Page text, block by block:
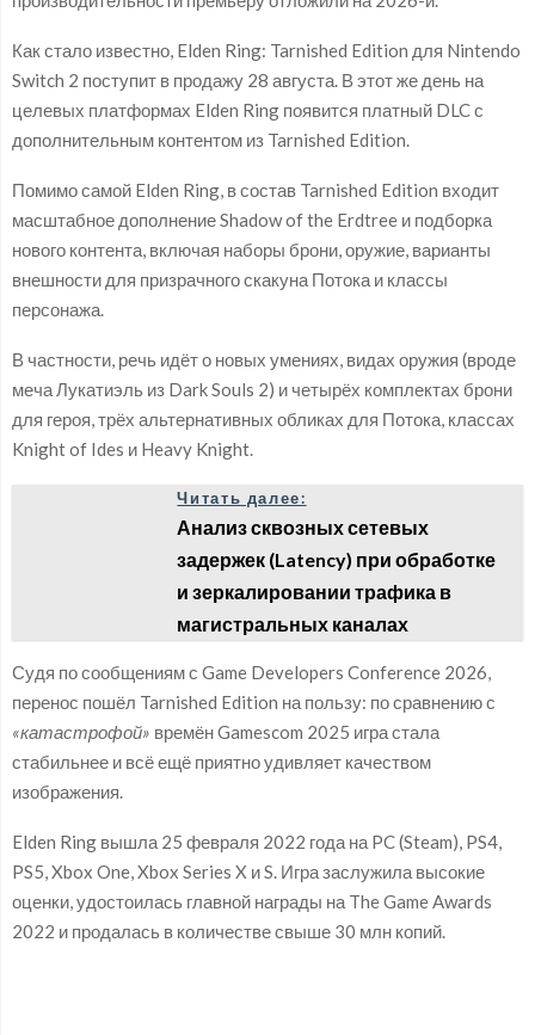
Как стало известно, Elden Ring: Tarnished Edition для Nintendo
Switch 2 поступит в продажу 28 августа. В этот же день на
целевых платформах Elden Ring появится платный DLC с
дополнительным контентом из Tarnished Edition.
Помимо самой Elden Ring, в состав Tarnished Edition входит
масштабное дополнение Shadow of the Erdtree и подборка
нового контента, включая наборы брони, оружие, варианты
внешности для призрачного скакуна Потока и классы
персонажа.
В частности, речь идёт о новых умениях, видах оружия (вроде
меча Лукатиэль из Dark Souls 2) и четырёх комплектах брони
для героя, трёх альтернативных обликах для Потока, классах
Knight of Ides и Heavy Knight.
Читать далее:
Анализ сквозных сетевых
задержек (Latency) при обработке
и зеркалировании трафика в
магистральных каналах
Судя по сообщениям с Game Developers Conference 2026,
перенос пошёл Tarnished Edition на пользу: по сравнению с
«катастрофой» времён Gamescom 2025 игра стала
стабильнее и всё ещё приятно удивляет качеством
изображения.
Elden Ring вышла 25 февраля 2022 года на PC (Steam), PS4,
PS5, Xbox One, Xbox Series X и S. Игра заслужила высокие
оценки, удостоилась главной награды на The Game Awards
2022 и продалась в количестве свыше 30 млн копий.